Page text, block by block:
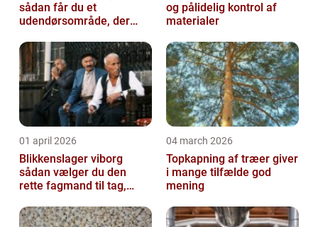
sådan får du et
udendørsområde, der
og pålidelig kontrol af
materialer
01 april 2026
Blikkenslager viborg
sådan vælger du den
rette fagmand til tag,
04 march 2026
Topkapning af træer giver
i mange tilfælde god
mening